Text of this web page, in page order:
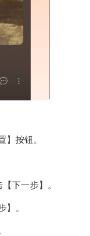
】按钮。
下一步】。
】。